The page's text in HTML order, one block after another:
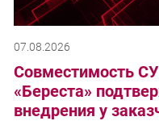
07.08.2026
Совместимость
«Береста»
внедрения у